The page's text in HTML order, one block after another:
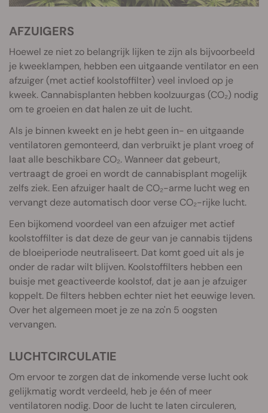
AFZUIGERS
Hoewel ze niet zo belangrijk lijken te zijn als bijvoorbeeld
je kweeklampen, hebben een uitgaande ventilator en een
afzuiger (met actief koolstoffilter) veel invloed op je
kweek. Cannabisplanten hebben koolzuurgas (CO₂) nodig
om te groeien en dat halen ze uit de lucht.
Als je binnen kweekt en je hebt geen in- en uitgaande
ventilatoren gemonteerd, dan verbruikt je plant vroeg of
laat alle beschikbare CO₂. Wanneer dat gebeurt,
vertraagt de groei en wordt de cannabisplant mogelijk
zelfs ziek. Een afzuiger haalt de CO₂-arme lucht weg en
vervangt deze automatisch door verse CO₂-rijke lucht.
Een bijkomend voordeel van een afzuiger met actief
koolstoffilter is dat deze de geur van je cannabis tijdens
de bloeiperiode neutraliseert. Dat komt goed uit als je
onder de radar wilt blijven. Koolstoffilters hebben een
buisje met geactiveerde koolstof, dat je aan je afzuiger
koppelt. De filters hebben echter niet het eeuwige leven.
Over het algemeen moet je ze na zo'n 5 oogsten
vervangen.
LUCHTCIRCULATIE
Om ervoor te zorgen dat de inkomende verse lucht ook
gelijkmatig wordt verdeeld, heb je één of meer
ventilatoren nodig. Door de lucht te laten circuleren,